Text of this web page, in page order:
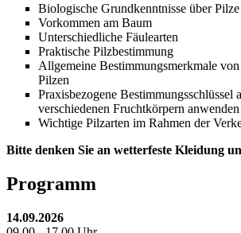
Biologische Grundkenntnisse über Pilze
Vorkommen am Baum
Unterschiedliche Fäulearten
Praktische Pilzbestimmung
Allgemeine Bestimmungsmerkmale
Pilzen
Praxisbezogene Bestimmungsschlüssel
verschiedenen Fruchtkörpern anwenden
Wichtige Pilzarten im Rahmen der
Bitte denken Sie an wetterfeste Kleidung
Programm
14.09.2026